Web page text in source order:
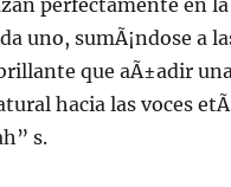
perfectamente en
uno, sumÃ¡ndose a
que aÃ±adir
hacia las voces
s.